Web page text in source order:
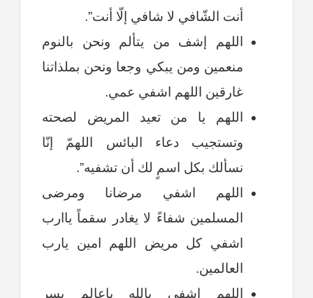
أنت الشّافي لا شافي إلّا أنت”.
اللهم إشف من يتألم ونحن بالنوم
منعمين ومن يبكي وجعا ونحن بملذاتنا
غارقين اللهم اشفي عمي.
اللهم يا من تعيد المريض لصحته
وتستجيب دعاء البائس اللهمّ إنّا
نسألك بكل اسمٍ لك أن تشفيه”.
اللهم اشفي مرضانا ومرضى
المسلمين شفاءً لا يغادر سقماً ياارب
اشفي كل مريض اللهم امين يارب
العالمين.
اللهم اشفي يالله ياعالم بسر